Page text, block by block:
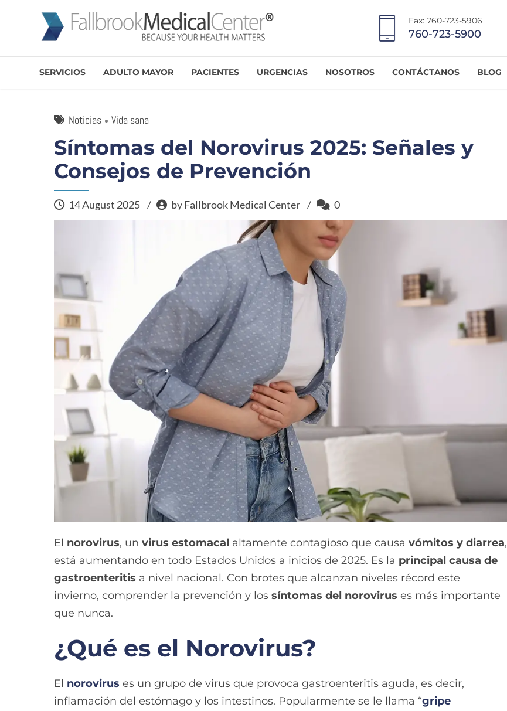
Fax: 760-723-5906
760-723-5900
SERVICIOS ADULTO MAYOR PACIENTES URGENCIAS NOSOTROS CONTÁCTANOS BLOG
Noticias Vida sana
Síntomas del Norovirus 2025: Señales y
Consejos de Prevención
14 August 2025 by Fallbrook Medical Center 0
El norovirus, un virus estomacal altamente contagioso que causa vómitos y diarrea,
está aumentando en todo Estados Unidos a inicios de 2025. Es la principal causa de
gastroenteritis a nivel nacional. Con brotes que alcanzan niveles récord este
invierno, comprender la prevención y los síntomas del norovirus es más importante
que nunca.
¿Qué es el Norovirus?
El norovirus es un grupo de virus que provoca gastroenteritis aguda, es decir,
inflamación del estómago y los intestinos. Popularmente se le llama “gripe